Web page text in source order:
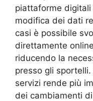
piattaforme
modifica dei dati
casi è possibile
direttamente
riducendo la
presso gli
servizi rende più
dei cambiamenti